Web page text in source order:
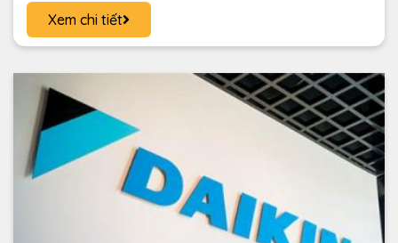
Xem chi tiết